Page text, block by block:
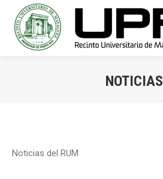
NOTICIAS
Noticias del RUM